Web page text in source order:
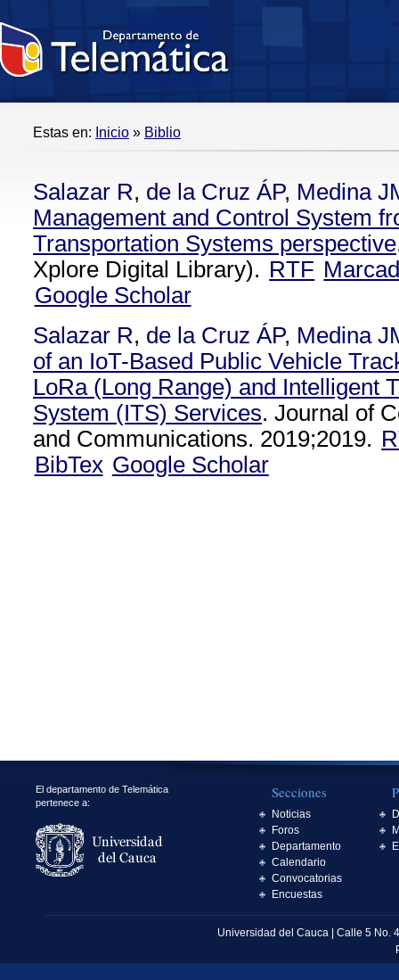
Estas en: Inicio » Biblio
Salazar R, de la Cruz ÁP, Medina
Management and Control System
Transportation Systems perspective
Xplore Digital Library). RTF
Google Scholar
Salazar R, de la Cruz ÁP, Medina
of an IoT-Based Public Vehicle
LoRa (Long Range) and Intelligent
System (ITS) Services. Journal of
and Communications. 2019;2019.
BibTex Google Scholar
El departamento de Telemática
pertenece a:
Secciones
Noticias
Foros
Departamento
Calendario
Convocatorias
Encuestas
Universidad del Cauca | Calle 5 No.